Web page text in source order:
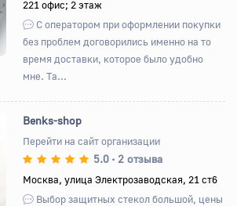
221 офис; 2 этаж
С оператором при оформлении покупки
без проблем договорились именно на то
время доставки, которое было удобно
мне. Та...
Вперед
Benks-shop
Перейти на сайт организации
5.0 • 2 отзыва
Москва, улица Электрозаводская, 21 ст6
Выбор защитных стекол большой, цены